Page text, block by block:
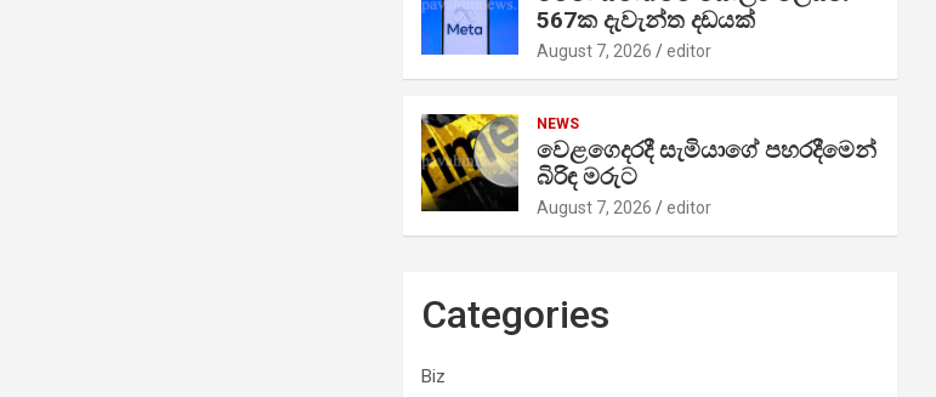
567ක දැවැන්ත දඩයක්
August 7, 2026 editor
NEWS
වෙළගෙදරදී සැමියාගේ පහරදීමෙන්
බිරිඳ මරුට
August 7, 2026 editor
Categories
Biz